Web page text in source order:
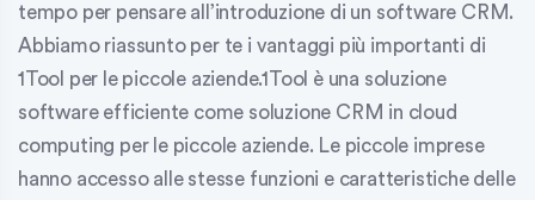
tempo per pensare all’introduzione di un software CRM.
Abbiamo riassunto per te i vantaggi più importanti di
1Tool per le piccole aziende.1Tool è una soluzione
software efficiente come soluzione CRM in cloud
computing per le piccole aziende. Le piccole imprese
hanno accesso alle stesse funzioni e caratteristiche delle